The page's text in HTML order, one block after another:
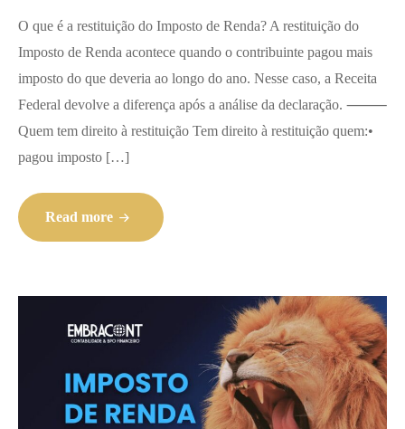
O que é a restituição do Imposto de Renda? A restituição do
Imposto de Renda acontece quando o contribuinte pagou mais
imposto do que deveria ao longo do ano. Nesse caso, a Receita
Federal devolve a diferença após a análise da declaração. ⸻
Quem tem direito à restituição Tem direito à restituição quem:•
pagou imposto […]
Read more